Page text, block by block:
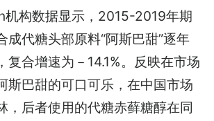
构数据显示，2015-2019年期
成代糖头部原料“阿斯巴甜”逐年
复合增速为－14.1%。反映在市场
斯巴甜的可口可乐，在中国市场
，后者使用的代糖赤藓糖醇在同